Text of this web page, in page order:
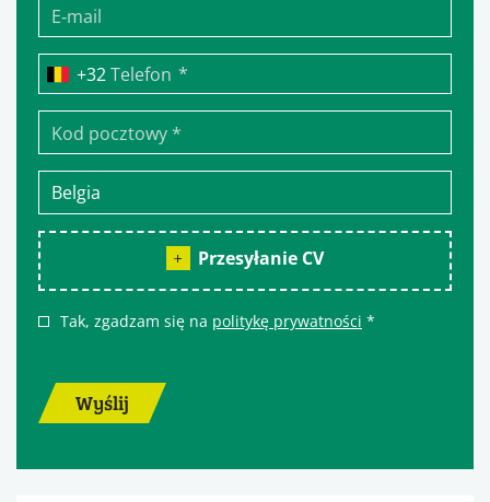
Telefon *
Przesyłanie CV
Tak, zgadzam się na politykę prywatności *
Wyślij